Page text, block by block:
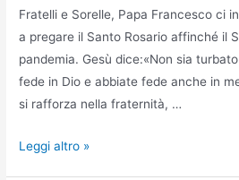
Fratelli e Sorelle, Papa Francesco ci
a pregare il Santo Rosario affinché il
pandemia. Gesù dice:«Non sia
fede in Dio e abbiate fede anche in
si rafforza nella fraternità, …
Leggi altro »